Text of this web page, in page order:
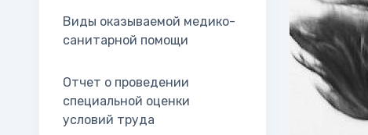
Виды оказываемой медико-
санитарной помощи
Отчет о проведении
специальной оценки
условий труда